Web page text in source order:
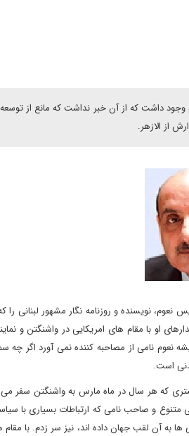
داشت که از آن خبر نداشت که مانع از
از الازهر.
نویسنده و روزنامه نگار مشهور لبنانی
او با مقام های امریکایی در واشنگتن و
نعوم نامی از مصاحبه کننده نمی آورد اگر چه
است.
های خود آورده است: در طول 15 سال شاید هم بیشتری که هر سال در ماه مارس
متنوع و صاحب نامی که ارتباطات بسیاری با
به آن لقب جهان داده اند، نیز سر زدم. با مقام